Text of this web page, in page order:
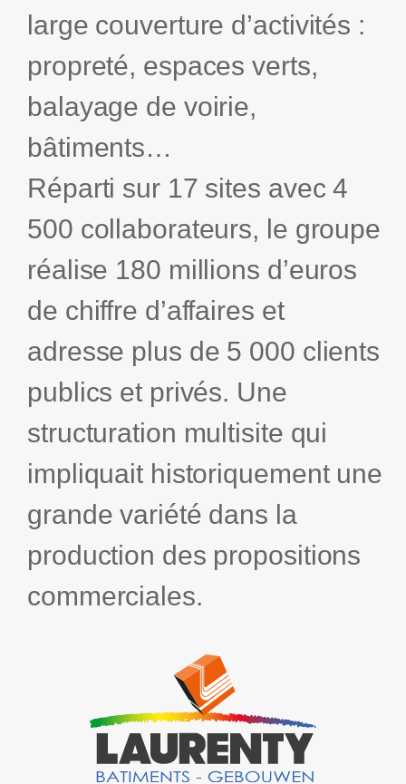
Services aux Entreprises
Appels d'offres et
mémoires
Intelligence
Artificielle &
Automation
Xait
Xait en France
Contact
Carrières
DEMANDER UNE DÉMO
large couverture d’activités :
propreté, espaces verts,
balayage de voirie,
bâtiments…
Réparti sur 17 sites avec 4
500 collaborateurs, le groupe
réalise 180 millions d’euros
de chiffre d’affaires et
adresse plus de 5 000 clients
publics et privés. Une
structuration multisite qui
impliquait historiquement une
grande variété dans la
production des propositions
commerciales.